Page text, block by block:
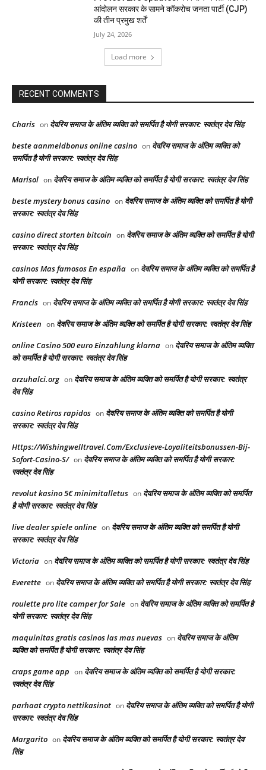
आंदोलन सरकार के सामने कॉकरोच जनता पार्टी (CJP)
की तीन प्रमुख शर्तें
July 24, 2026
Load more
RECENT COMMENTS
Charis on देवरिय समाज के अंतिम व्यक्ति को समर्पित है योगी सरकार: स्वतंत्र देव सिंह
beste aanmeldbonus online casino on देवरिय समाज के अंतिम व्यक्ति को
समर्पित है योगी सरकार: स्वतंत्र देव सिंह
Marisol on देवरिय समाज के अंतिम व्यक्ति को समर्पित है योगी सरकार: स्वतंत्र देव सिंह
beste mystery bonus casino on देवरिय समाज के अंतिम व्यक्ति को समर्पित है योगी
सरकार: स्वतंत्र देव सिंह
casino direct storten bitcoin on देवरिय समाज के अंतिम व्यक्ति को समर्पित है योगी
सरकार: स्वतंत्र देव सिंह
casinos Mas famosos En españa on देवरिय समाज के अंतिम व्यक्ति को समर्पित है
योगी सरकार: स्वतंत्र देव सिंह
Francis on देवरिय समाज के अंतिम व्यक्ति को समर्पित है योगी सरकार: स्वतंत्र देव सिंह
Kristeen on देवरिय समाज के अंतिम व्यक्ति को समर्पित है योगी सरकार: स्वतंत्र देव सिंह
online Casino 500 euro Einzahlung klarna on देवरिय समाज के अंतिम व्यक्ति
को समर्पित है योगी सरकार: स्वतंत्र देव सिंह
arzuhalci.org on देवरिय समाज के अंतिम व्यक्ति को समर्पित है योगी सरकार: स्वतंत्र
देव सिंह
casino Retiros rapidos on देवरिय समाज के अंतिम व्यक्ति को समर्पित है योगी
सरकार: स्वतंत्र देव सिंह
Https://Wishingwelltravel.Com/Exclusieve-Loyaliteitsbonussen-Bij-
Sofort-Casino-S/ on देवरिय समाज के अंतिम व्यक्ति को समर्पित है योगी सरकार:
स्वतंत्र देव सिंह
revolut kasino 5€ minimitalletus on देवरिय समाज के अंतिम व्यक्ति को समर्पित
है योगी सरकार: स्वतंत्र देव सिंह
live dealer spiele online on देवरिय समाज के अंतिम व्यक्ति को समर्पित है योगी
सरकार: स्वतंत्र देव सिंह
Victoria on देवरिय समाज के अंतिम व्यक्ति को समर्पित है योगी सरकार: स्वतंत्र देव सिंह
Everette on देवरिय समाज के अंतिम व्यक्ति को समर्पित है योगी सरकार: स्वतंत्र देव सिंह
roulette pro lite camper for Sale on देवरिय समाज के अंतिम व्यक्ति को समर्पित है
योगी सरकार: स्वतंत्र देव सिंह
maquinitas gratis casinos las mas nuevas on देवरिय समाज के अंतिम
व्यक्ति को समर्पित है योगी सरकार: स्वतंत्र देव सिंह
craps game app on देवरिय समाज के अंतिम व्यक्ति को समर्पित है योगी सरकार:
स्वतंत्र देव सिंह
parhaat crypto nettikasinot on देवरिय समाज के अंतिम व्यक्ति को समर्पित है योगी
सरकार: स्वतंत्र देव सिंह
Margarito on देवरिय समाज के अंतिम व्यक्ति को समर्पित है योगी सरकार: स्वतंत्र देव
सिंह